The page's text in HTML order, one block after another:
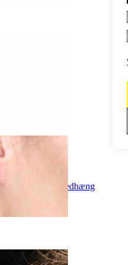
himmelske vedhæng